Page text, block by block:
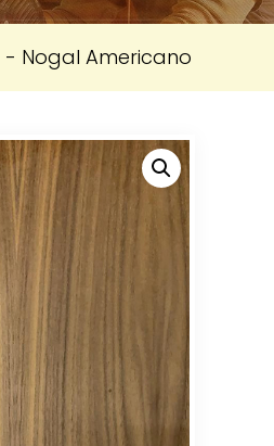
- Nogal Americano